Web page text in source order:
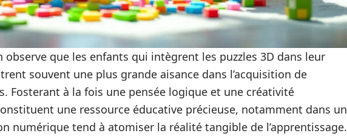
observe que les enfants qui intègrent les puzzles 3D dans leur
souvent une plus grande aisance dans l’acquisition de
Fosterant à la fois une pensée logique et une créativité
une ressource éducative précieuse, notamment dans un
numérique tend à atomiser la réalité tangible de l’apprentissage.